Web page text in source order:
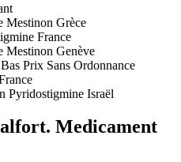
Mestinon Grèce
France
Mestinon Genève
Prix Sans Ordonnance
Pyridostigmine Israël
Medicament